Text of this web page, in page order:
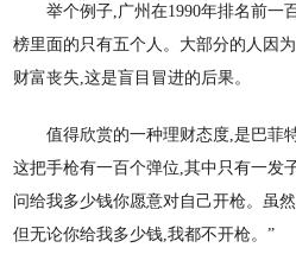
举个例子,广州在1990年排名前一
榜里面的只有五个人。大部分的人因
财富丧失,这是盲目冒进的后果。
值得欣赏的一种理财态度,是巴菲
这把手枪有一百个弹位,其中只有一发
问给我多少钱你愿意对自己开枪。虽
但无论你给我多少钱,我都不开枪。”